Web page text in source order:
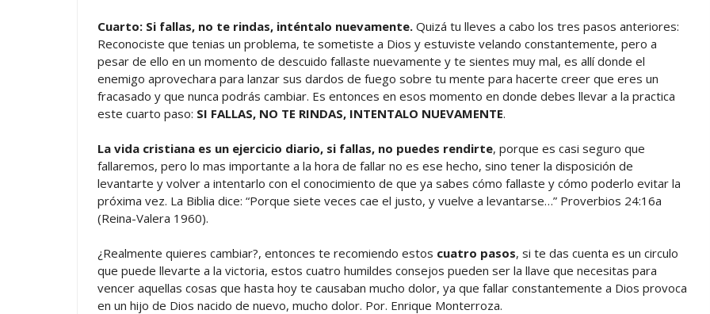
Cuarto: Si fallas, no te rindas, inténtalo nuevamente. Quizá tu lleves a cabo los tres pasos anteriores:
Reconociste que tenias un problema, te sometiste a Dios y estuviste velando constantemente, pero a
pesar de ello en un momento de descuido fallaste nuevamente y te sientes muy mal, es allí donde el
enemigo aprovechara para lanzar sus dardos de fuego sobre tu mente para hacerte creer que eres un
fracasado y que nunca podrás cambiar. Es entonces en esos momento en donde debes llevar a la practica
este cuarto paso: SI FALLAS, NO TE RINDAS, INTENTALO NUEVAMENTE.
La vida cristiana es un ejercicio diario, si fallas, no puedes rendirte, porque es casi seguro que
fallaremos, pero lo mas importante a la hora de fallar no es ese hecho, sino tener la disposición de
levantarte y volver a intentarlo con el conocimiento de que ya sabes cómo fallaste y cómo poderlo evitar la
próxima vez. La Biblia dice: “Porque siete veces cae el justo, y vuelve a levantarse…” Proverbios 24:16a
(Reina-Valera 1960).
¿Realmente quieres cambiar?, entonces te recomiendo estos cuatro pasos, si te das cuenta es un circulo
que puede llevarte a la victoria, estos cuatro humildes consejos pueden ser la llave que necesitas para
vencer aquellas cosas que hasta hoy te causaban mucho dolor, ya que fallar constantemente a Dios provoca
en un hijo de Dios nacido de nuevo, mucho dolor. Por. Enrique Monterroza.